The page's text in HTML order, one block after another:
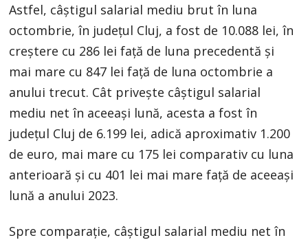
Astfel, câștigul salarial mediu brut în luna
octombrie, în județul Cluj, a fost de 10.088 lei, în
creștere cu 286 lei față de luna precedentă și
mai mare cu 847 lei față de luna octombrie a
anului trecut. Cât privește câștigul salarial
mediu net în aceeași lună, acesta a fost în
județul Cluj de 6.199 lei, adică aproximativ 1.200
de euro, mai mare cu 175 lei comparativ cu luna
anterioară și cu 401 lei mai mare față de aceeași
lună a anului 2023.
Spre comparație, câștigul salarial mediu net în